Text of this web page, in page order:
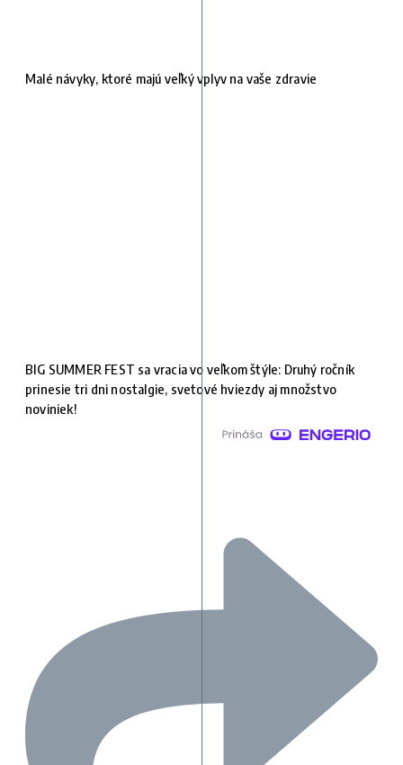
Malé návyky, ktoré majú veľký vplyv na vaše zdravie
BIG SUMMER FEST sa vracia vo veľkom štýle: Druhý ročník
prinesie tri dni nostalgie, svetové hviezdy aj množstvo
noviniek!